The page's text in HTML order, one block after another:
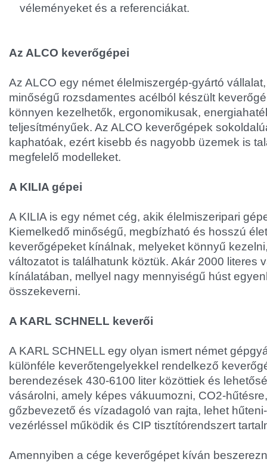
véleményeket és a referenciákat.
Az ALCO keverőgépei
Az ALCO egy német élelmiszergép-gyártó
minőségű rozsdamentes acélból készült
könnyen kezelhetők, ergonomikusak,
teljesítményűek. Az ALCO keverőgépek
kaphatóak, ezért kisebb és nagyobb üzemek is
megfelelő modelleket.
A KILIA gépei
A KILIA is egy német cég, akik élelmiszeripari
Kiemelkedő minőségű, megbízható és hosszú
keverőgépeket kínálnak, melyeket könnyű
változatot is találhatunk köztük. Akár 2000 literes
kínálatában, mellyel nagy mennyiségű húst
összekeverni.
A KARL SCHNELL keverői
A KARL SCHNELL egy olyan ismert német
különféle keverőtengelyekkel rendelkező
berendezések 430-6100 liter közöttiek és
vásárolni, amely képes vákuumozni, CO2-
gőzbevezető és vízadagoló van rajta, lehet
vezérléssel működik és CIP tisztítórendszert
Amennyiben a cége keverőgépet kíván